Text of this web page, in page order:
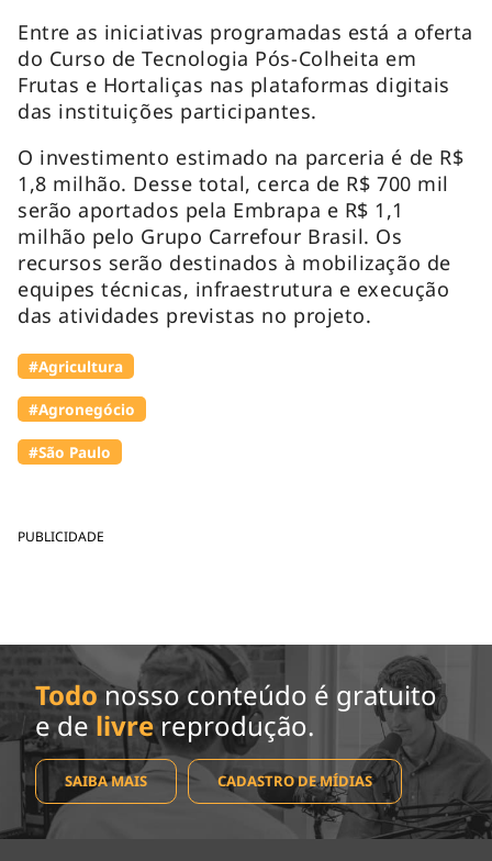
PUBLICIDADE
Entre as iniciativas programadas está a oferta
do Curso de Tecnologia Pós-Colheita em
Frutas e Hortaliças nas plataformas digitais
das instituições participantes.
O investimento estimado na parceria é de R$
1,8 milhão. Desse total, cerca de R$ 700 mil
serão aportados pela Embrapa e R$ 1,1
milhão pelo Grupo Carrefour Brasil. Os
recursos serão destinados à mobilização de
equipes técnicas, infraestrutura e execução
das atividades previstas no projeto.
#Agricultura
#Agronegócio
#São Paulo
Todo nosso conteúdo é gratuito
e de livrereprodução.
SAIBA MAIS CADASTRO DE MÍDIAS